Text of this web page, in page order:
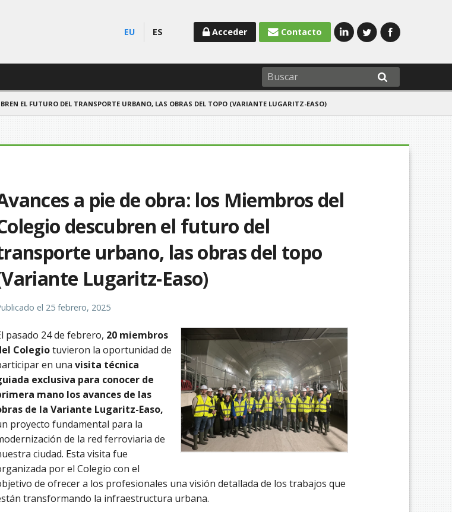
EU ES Contacto
Acceder
EL FUTURO DEL TRANSPORTE URBANO, LAS OBRAS DEL TOPO (VARIANTE LUGARITZ-EASO)
a pie de obra: los Miembros del
descubren el futuro del
urbano, las obras del topo
Lugaritz-Easo)
el 25 febrero, 2025
pasado 24 de febrero, 20 miembros
Colegiotuvieron la oportunidad de
en una visita técnica
exclusiva para conocer de
mano los avances de las
de la Variante Lugaritz-Easo,
proyecto fundamental para la
de la red ferroviaria de
ciudad. Esta visita fue
por el Colegio con el
de ofrecer a los profesionales una visión detallada de los trabajos que
transformando la infraestructura urbana.